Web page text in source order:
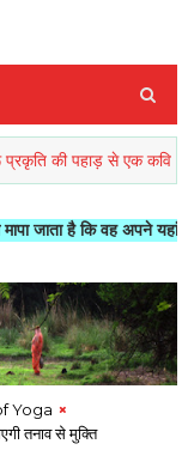
से एक कविता
अपने यहां जानवरों से किस
Yoga
तनाव से मुक्ति